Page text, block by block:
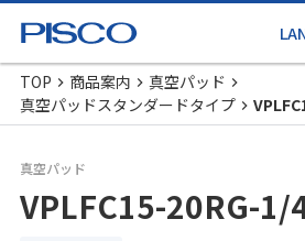
TOP 商品案内
真空パッド
真空パッドスタンダードタイプ
真空パッド
VPLFC15-20RG-1/